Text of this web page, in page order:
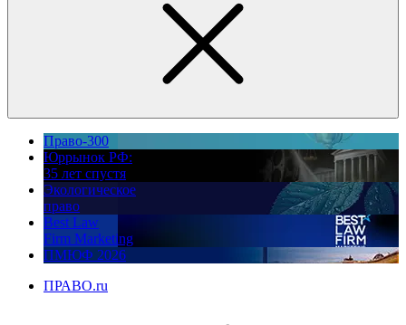
Право-300
Юррынок РФ:
35 лет спустя
Экологическое
право
Best Law
Firm Marketing
ПМЮФ 2026
ПРАВО.ru